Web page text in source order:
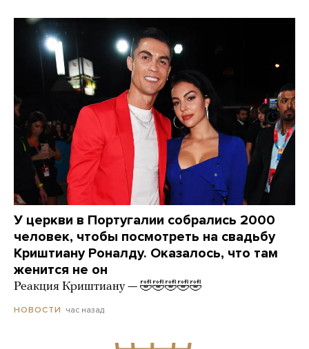
У церкви в Португалии собрались 2000
человек, чтобы посмотреть на свадьбу
Криштиану Роналду. Оказалось, что там
женится не он
Реакция Криштиану — 🤣🤣🤣🤣🤣
НОВОСТИ час назад